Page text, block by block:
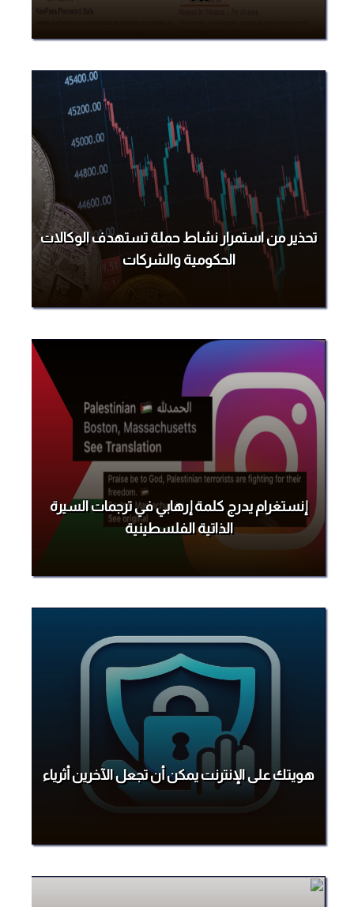
تحذير من استمرار نشاط حملة تستهدف الوكالات
الحكومية والشركات
إنستغرام يدرج كلمة إرهابي في ترجمات السيرة
الذاتية الفلسطينية
هويتك على الإنترنت يمكن أن تجعل الآخرين أثرياء